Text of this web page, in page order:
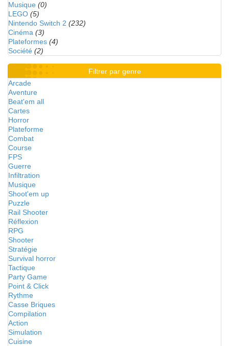
Musique (0)
LEGO (5)
Nintendo Switch 2 (232)
Cinéma (3)
Plateformes (4)
Société (2)
Filtrer par genre
Arcade
Aventure
Beat'em all
Cartes
Horror
Plateforme
Combat
Course
FPS
Guerre
Infiltration
Musique
Shoot'em up
Puzzle
Rail Shooter
Réflexion
RPG
Shooter
Stratégie
Survival horror
Tactique
Party Game
Point & Click
Rythme
Casse Briques
Compilation
Action
Simulation
Cuisine